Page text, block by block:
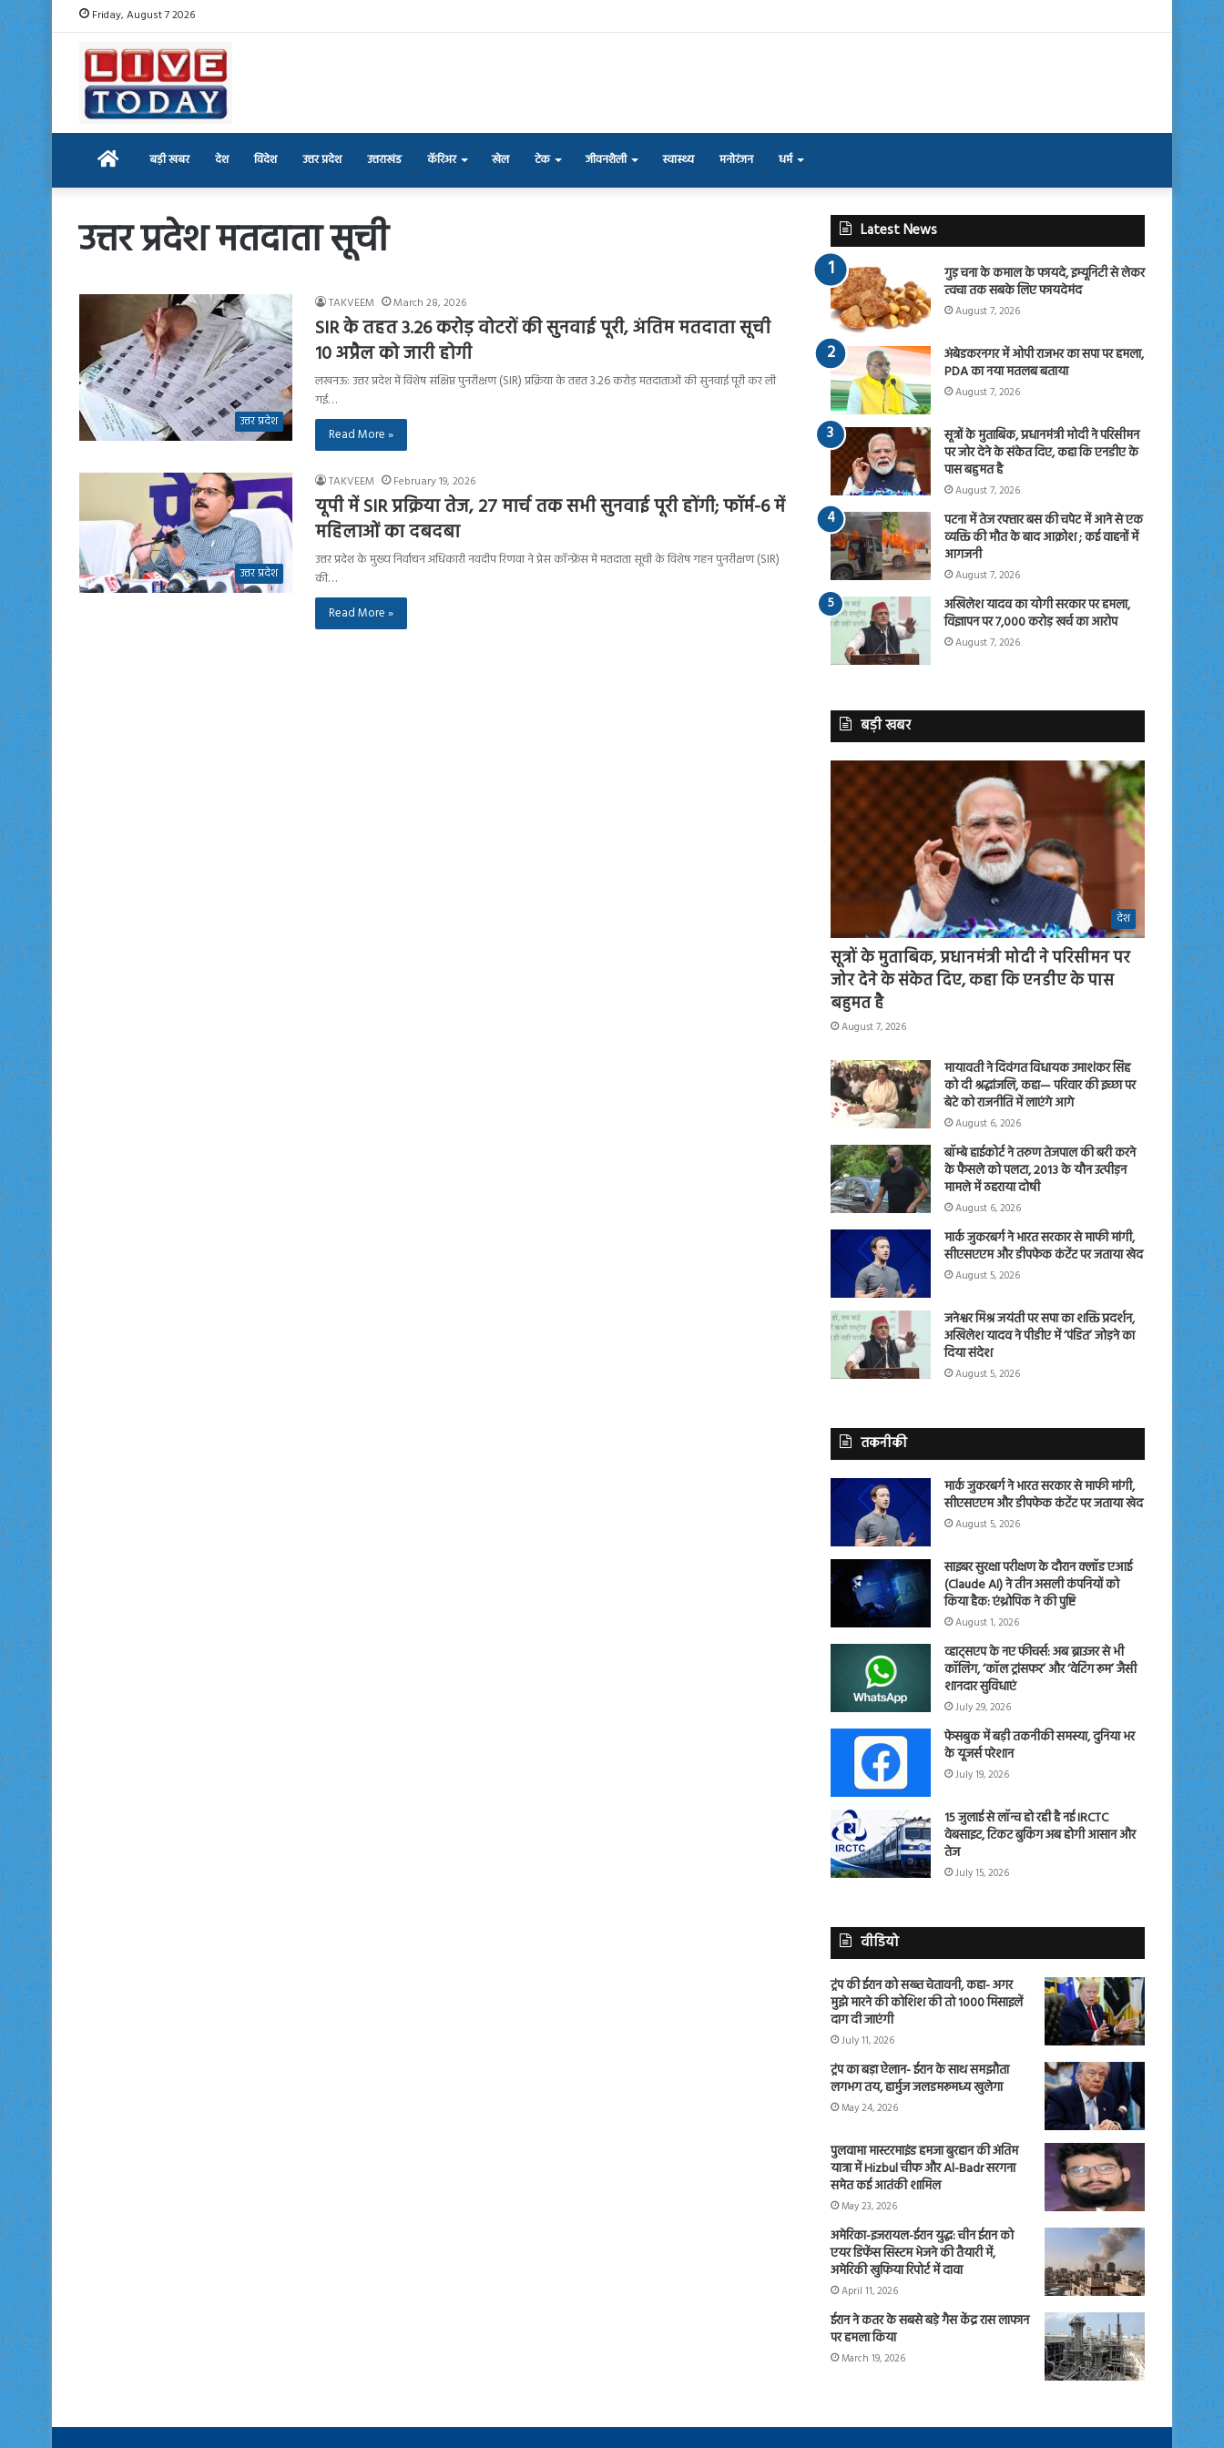
Friday, August 7 2026
Home बड़ी खबर देश विदेश उत्तर प्रदेश उत्तराखंड कॅरिअर खेल टेक जीवनशैली स्वास्थ्य मनोरंजन धर्म
उत्तर प्रदेश मतदाता सूची
उत्तर प्रदेश
TAKVEEM March 28, 2026
SIR के तहत 3.26 करोड़ वोटरों की सुनवाई पूरी, अंतिम मतदाता सूची
10 अप्रैल को जारी होगी
लखनऊ: उत्तर प्रदेश में विशेष संक्षिप्त पुनरीक्षण (SIR) प्रक्रिया के तहत 3.26 करोड़ मतदाताओं की सुनवाई पूरी कर ली
गई…
Read More »
उत्तर प्रदेश
TAKVEEM February 19, 2026
यूपी में SIR प्रक्रिया तेज, 27 मार्च तक सभी सुनवाई पूरी होंगी; फॉर्म-6 में
महिलाओं का दबदबा
उत्तर प्रदेश के मुख्य निर्वाचन अधिकारी नवदीप रिणवा ने प्रेस कॉन्फ्रेंस में मतदाता सूची के विशेष गहन पुनरीक्षण (SIR)
की…
Read More »
Latest News
गुड़ चना के कमाल के फायदे, इम्यूनिटी से लेकर
त्वचा तक सबके लिए फायदेमंद
August 7, 2026
अंबेडकरनगर में ओपी राजभर का सपा पर हमला,
PDA का नया मतलब बताया
August 7, 2026
सूत्रों के मुताबिक, प्रधानमंत्री मोदी ने परिसीमन
पर जोर देने के संकेत दिए, कहा कि एनडीए के
पास बहुमत है
August 7, 2026
पटना में तेज रफ्तार बस की चपेट में आने से एक
व्यक्ति की मौत के बाद आक्रोश ; कई वाहनों में
आगजनी
August 7, 2026
अखिलेश यादव का योगी सरकार पर हमला,
विज्ञापन पर 7,000 करोड़ खर्च का आरोप
August 7, 2026
बड़ी खबर
देश
सूत्रों के मुताबिक, प्रधानमंत्री मोदी ने परिसीमन पर
जोर देने के संकेत दिए, कहा कि एनडीए के पास
बहुमत है
August 7, 2026
मायावती ने दिवंगत विधायक उमाशंकर सिंह
को दी श्रद्धांजलि, कहा— परिवार की इच्छा पर
बेटे को राजनीति में लाएंगे आगे
August 6, 2026
बॉम्बे हाईकोर्ट ने तरुण तेजपाल की बरी करने
के फैसले को पलटा, 2013 के यौन उत्पीड़न
मामले में ठहराया दोषी
August 6, 2026
मार्क जुकरबर्ग ने भारत सरकार से माफी मांगी,
सीएसएएम और डीपफेक कंटेंट पर जताया खेद
August 5, 2026
जनेश्वर मिश्र जयंती पर सपा का शक्ति प्रदर्शन,
अखिलेश यादव ने पीडीए में ‘पंडित’ जोड़ने का
दिया संदेश
August 5, 2026
तकनीकी
मार्क जुकरबर्ग ने भारत सरकार से माफी मांगी,
सीएसएएम और डीपफेक कंटेंट पर जताया खेद
August 5, 2026
साइबर सुरक्षा परीक्षण के दौरान क्लॉड एआई
(Claude AI) ने तीन असली कंपनियों को
किया हैक: एंथ्रोपिक ने की पुष्टि
August 1, 2026
व्हाट्सएप के नए फीचर्स: अब ब्राउजर से भी
कॉलिंग, ‘कॉल ट्रांसफर’ और ‘वेटिंग रूम’ जैसी
शानदार सुविधाएं
July 29, 2026
फेसबुक में बड़ी तकनीकी समस्या, दुनिया भर
के यूजर्स परेशान
July 19, 2026
15 जुलाई से लॉन्च हो रही है नई IRCTC
वेबसाइट, टिकट बुकिंग अब होगी आसान और
तेज
July 15, 2026
वीडियो
ट्रंप की ईरान को सख्त चेतावनी, कहा- अगर
मुझे मारने की कोशिश की तो 1000 मिसाइलें
दाग दी जाएंगी
July 11, 2026
ट्रंप का बड़ा ऐलान- ईरान के साथ समझौता
लगभग तय, हार्मुज जलडमरूमध्य खुलेगा
May 24, 2026
पुलवामा मास्टरमाइंड हमजा बुरहान की अंतिम
यात्रा में Hizbul चीफ और Al-Badr सरगना
समेत कई आतंकी शामिल
May 23, 2026
अमेरिका-इजरायल-ईरान युद्ध: चीन ईरान को
एयर डिफेंस सिस्टम भेजने की तैयारी में,
अमेरिकी खुफिया रिपोर्ट में दावा
April 11, 2026
ईरान ने कतर के सबसे बड़े गैस केंद्र रास लाफान
पर हमला किया
March 19, 2026